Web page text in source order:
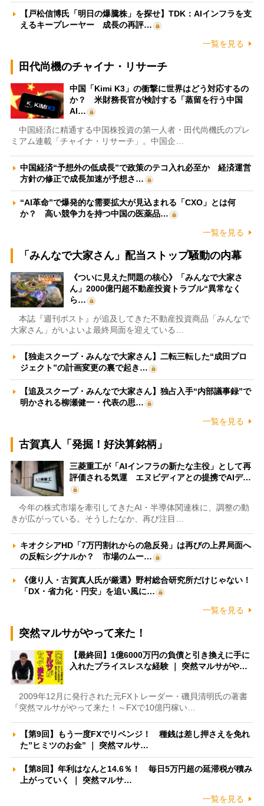
【戸松信博氏「明日の爆騰株」を探せ】TDK：AIインフラを支
えるキープレーヤー 成長の再評…
一覧を見る
田代尚機のチャイナ・リサーチ
中国「Kimi K3」の衝撃に世界はどう対応するの
か？ 米財務長官が検討する「蒸留を行う中国
AI…
中国経済に精通する中国株投資の第一人者・田代尚機氏のプレ
ミアム連載「チャイナ・リサーチ」。中国企…
中国経済“予想外の低成長”で政策のテコ入れ必至か 経済運営
方針の修正で成長加速が予想さ…
“AI革命”で爆発的な需要拡大が見込まれる「CXO」とは何
か？ 高い競争力を持つ中国の医薬品…
一覧を見る
「みんなで大家さん」配当ストップ騒動の内幕
《ついに見えた問題の核心》「みんなで大家さ
ん」2000億円超不動産投資トラブル“異常なく
ら…
本誌『週刊ポスト』が追及してきた不動産投資商品「みんなで
大家さん」がいよいよ最終局面を迎えている…
【独走スクープ・みんなで大家さん】二転三転した“成田プロ
ジェクト”の計画変更の裏で起き…
【追及スクープ・みんなで大家さん】独占入手“内部議事録”で
明かされる柳瀬健一・代表の思…
一覧を見る
古賀真人「発掘！好決算銘柄」
三菱重工が「AIインフラの新たな主役」として再
評価される気運 エヌビディアとの提携でAIデ…
今年の株式市場を牽引してきたAI・半導体関連株に、調整の動
きが広がっている。そうしたなか、再び注目…
キオクシアHD「7万円割れからの急反発」は再びの上昇局面へ
の反転シグナルか？ 市場のムー…
《億り人・古賀真人氏が厳選》野村総合研究所だけじゃない！
「DX・省力化・円安」を追い風に…
一覧を見る
突然マルサがやって来た！
【最終回】1億6000万円の負債と引き換えに手に
入れたプライスレスな経験 ｜ 突然マルサがや…
2009年12月に発行された元FXトレーダー・磯貝清明氏の著書
『突然マルサがやって来た！～FXで10億円稼い…
【第9回】もう一度FXでリベンジ！ 種銭は差し押さえを免れ
た”ヒミツのお金” ｜ 突然マルサ…
【第8回】年利はなんと14.6％！ 毎日5万円超の延滞税が積み
上がっていく ｜ 突然マルサ…
一覧を見る